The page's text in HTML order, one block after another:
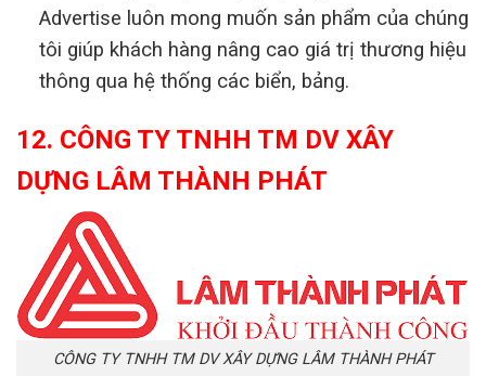
Advertise luôn mong muốn sản phẩm của chúng
tôi giúp khách hàng nâng cao giá trị thương hiệu
thông qua hệ thống các biển, bảng.
12. CÔNG TY TNHH TM DV XÂY
DỰNG LÂM THÀNH PHÁT
CÔNG TY TNHH TM DV XÂY DỰNG LÂM THÀNH PHÁT